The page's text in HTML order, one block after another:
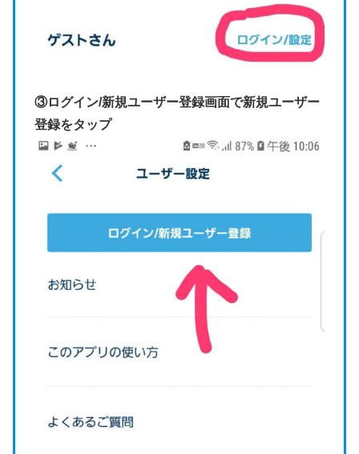
③ログイン/新規ユーザー登録画面で新規ユーザー
登録をタップ